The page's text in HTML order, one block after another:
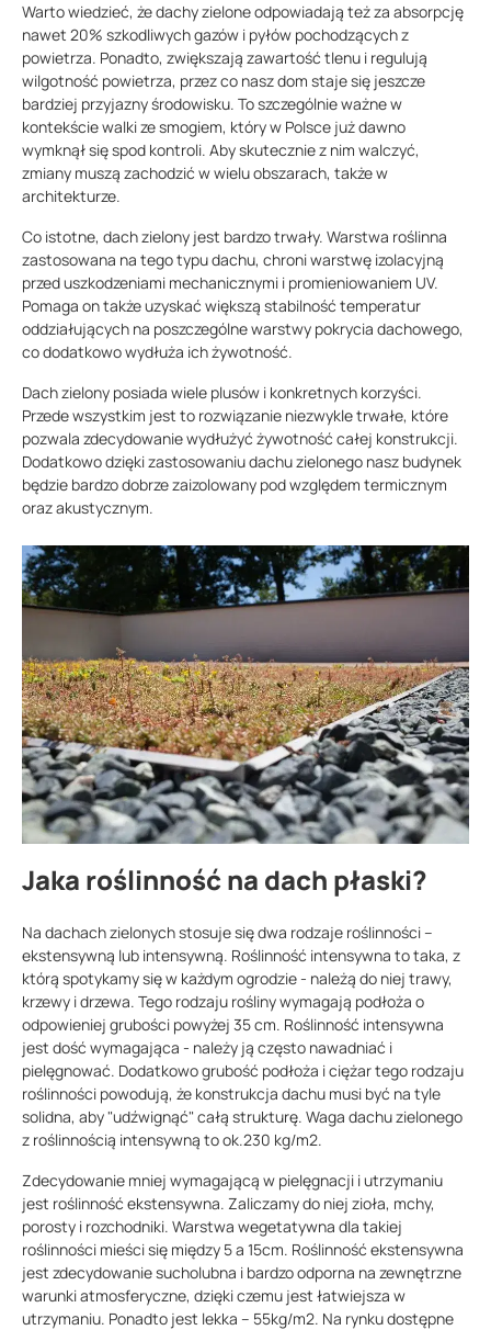
Warto wiedzieć, że dachy zielone odpowiadają też za absorpcję
nawet 20% szkodliwych gazów i pyłów pochodzących z
powietrza. Ponadto, zwiększają zawartość tlenu i regulują
wilgotność powietrza, przez co nasz dom staje się jeszcze
bardziej przyjazny środowisku. To szczególnie ważne w
kontekście walki ze smogiem, który w Polsce już dawno
wymknął się spod kontroli. Aby skutecznie z nim walczyć,
zmiany muszą zachodzić w wielu obszarach, także w
architekturze.
Co istotne, dach zielony jest bardzo trwały. Warstwa roślinna
zastosowana na tego typu dachu, chroni warstwę izolacyjną
przed uszkodzeniami mechanicznymi i promieniowaniem UV.
Pomaga on także uzyskać większą stabilność temperatur
oddziałujących na poszczególne warstwy pokrycia dachowego,
co dodatkowo wydłuża ich żywotność.
Dach zielony posiada wiele plusów i konkretnych korzyści.
Przede wszystkim jest to rozwiązanie niezwykle trwałe, które
pozwala zdecydowanie wydłużyć żywotność całej konstrukcji.
Dodatkowo dzięki zastosowaniu dachu zielonego nasz budynek
będzie bardzo dobrze zaizolowany pod względem termicznym
oraz akustycznym.
Jaka roślinność na dach płaski?
Na dachach zielonych stosuje się dwa rodzaje roślinności –
ekstensywną lub intensywną. Roślinność intensywna to taka, z
którą spotykamy się w każdym ogrodzie - należą do niej trawy,
krzewy i drzewa. Tego rodzaju rośliny wymagają podłoża o
odpowieniej grubości powyżej 35 cm. Roślinność intensywna
jest dość wymagająca - należy ją często nawadniać i
pielęgnować. Dodatkowo grubość podłoża i ciężar tego rodzaju
roślinności powodują, że konstrukcja dachu musi być na tyle
solidna, aby "udźwignąć" całą strukturę. Waga dachu zielonego
z roślinnością intensywną to ok.230 kg/m2.
Zdecydowanie mniej wymagającą w pielęgnacji i utrzymaniu
jest roślinność ekstensywna. Zaliczamy do niej zioła, mchy,
porosty i rozchodniki. Warstwa wegetatywna dla takiej
roślinności mieści się między 5 a 15cm. Roślinność ekstensywna
jest zdecydowanie sucholubna i bardzo odporna na zewnętrzne
warunki atmosferyczne, dzięki czemu jest łatwiejsza w
utrzymaniu. Ponadto jest lekka – 55kg/m2. Na rynku dostępne